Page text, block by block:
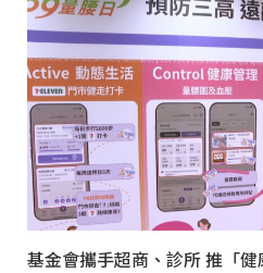
基金會攜手超商、診所 推「